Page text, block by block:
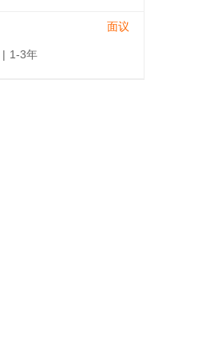
面议
| 1-3年